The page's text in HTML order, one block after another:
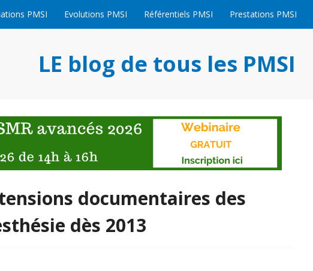
PMSI Evolutions PMSI Référentiels PMSI Prestations PMSI
LE blog de tous les PMSI
documentaires des
dès 2013